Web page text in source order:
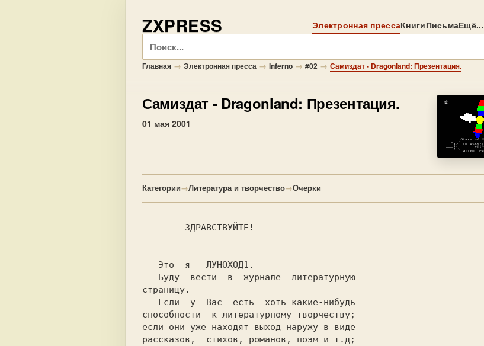
ZXPRESS Электронная прессаКнигиПисьмаЕщё...
Поиск
Главная → Электронная пресса → Inferno → #02 → Самиздат - Dragonland: Презентация.
Самиздат - Dragonland: Презентация.
01 мая 2001
Категории→Литература и творчество→Очерки
страницу.
способности  к литературному творчеству;
если они уже находят выход наружу в виде
рассказов,  стихов, романов, поэм и т.д;